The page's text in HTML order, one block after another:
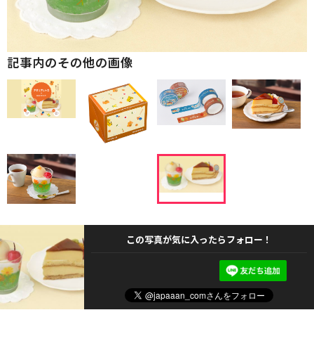
記事内のその他の画像
この写真が気に入ったらフォロー！